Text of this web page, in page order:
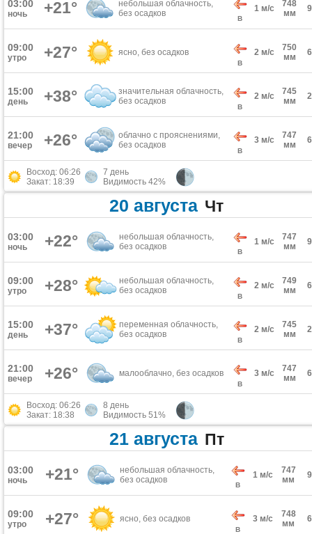
03:00
ночь +21°
небольшая облачность,
без осадков
В
1 м/с
748
мм
09:00
утро +27° ясно, без осадков
В
2 м/с
750
мм
15:00
день +38°
значительная облачность,
без осадков
В
2 м/с
745
мм
21:00
вечер +26°
облачно с прояснениями,
без осадков
В
3 м/с
747
мм
Восход: 06:26
Закат: 18:39
7 день
Видимость 42%
20 августа Чт
03:00
ночь +22°
небольшая облачность,
без осадков
В
1 м/с
747
мм
09:00
утро +28°
небольшая облачность,
без осадков
В
2 м/с
749
мм
15:00
день +37°
переменная облачность,
без осадков
В
2 м/с
745
мм
21:00
вечер +26° малооблачно, без осадков
В
3 м/с
747
мм
Восход: 06:26
Закат: 18:38
8 день
Видимость 51%
21 августа Пт
03:00
ночь +21°
небольшая облачность,
без осадков
В
1 м/с
747
мм
09:00
утро +27° ясно, без осадков
В
3 м/с
748
мм